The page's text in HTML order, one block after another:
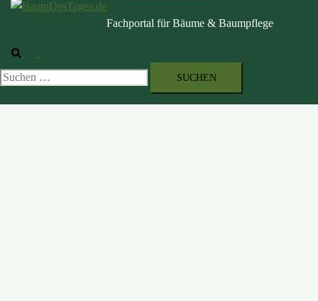
Fachportal für Bäume & Baumpflege
Suche
umschalten
Suchen